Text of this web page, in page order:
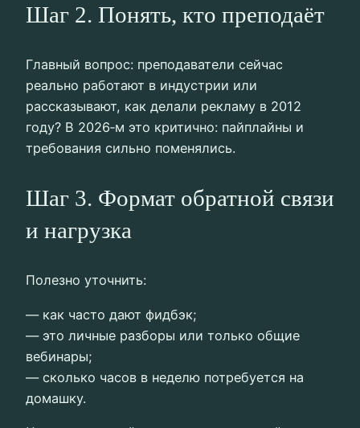
Шаг 2. Понять, кто преподаёт
Главный вопрос: преподаватели сейчас
реально работают в индустрии или
рассказывают, как делали рекламу в 2012
году? В 2026‑м это критично: пайплайны и
требования сильно поменялись.
Шаг 3. Формат обратной связи
и нагрузка
Полезно уточнить:
— как часто дают фидбэк;
— это личные разборы или только общие
вебинары;
— сколько часов в неделю потребуется на
домашку.